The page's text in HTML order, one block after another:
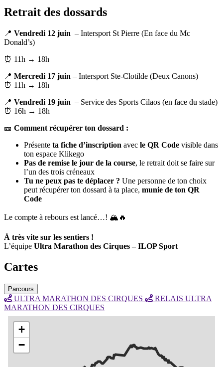
Retrait des dossards
📍 Vendredi 12 juin – Intersport St Pierre (En face du Mc
Donald’s)
⏰ 11h → 18h
📍 Mercredi 17 juin – Intersport Ste-Clotilde (Deux Canons)
⏰ 11h → 18h
📍 Vendredi 19 juin – Service des Sports Cilaos (en face du stade)
⏰ 16h → 18h
🎫 Comment récupérer ton dossard :
Présente ta fiche d’inscription avec le QR Code visible dans
ton espace Klikego
Pas de remise le jour de la course, le retrait doit se faire sur
l’un des trois créneaux
Tu ne peux pas te déplacer ? Une personne de ton choix
peut récupérer ton dossard à ta place, munie de ton QR
Code
Le compte à rebours est lancé…! 🏔️🔥
À très vite sur les sentiers !
L’équipe Ultra Marathon des Cirques – ILOP Sport
Cartes
Parcours
ULTRA MARATHON DES CIRQUES
RELAIS ULTRA
MARATHON DES CIRQUES